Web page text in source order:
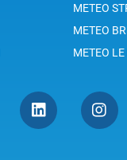
METEO
METEO
METEO